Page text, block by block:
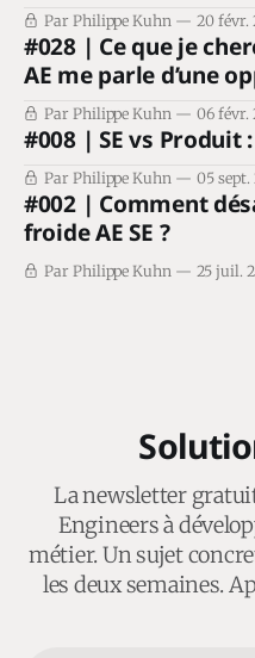
Par Philippe Kuhn 20 févr.
#028 | Ce que je
AE me parle d’une
Par Philippe Kuhn 06 févr.
#008 | SE vs Produit
Par Philippe Kuhn 05 sept.
#002 | Comment
froide AE SE ?
Par Philippe Kuhn 25 juil.
La newsletter
Engineers à
métier. Un sujet
les deux semaines.